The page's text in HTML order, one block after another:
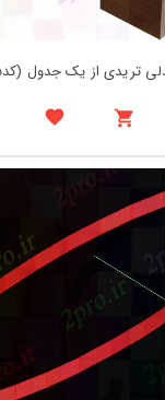
تریدی از یک جدول (کد59475)